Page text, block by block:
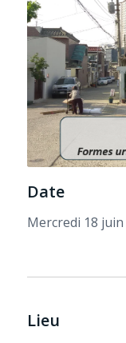
Date
Mercredi 18 juin
Lieu